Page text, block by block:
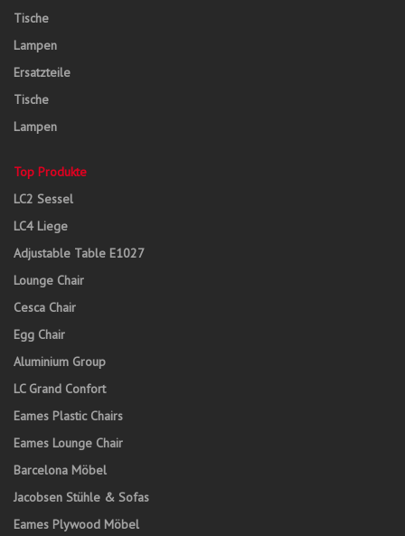
Tische
Lampen
Ersatzteile
Tische
Lampen
Top Produkte
LC2 Sessel
LC4 Liege
Adjustable Table E1027
Lounge Chair
Cesca Chair
Egg Chair
Aluminium Group
LC Grand Confort
Eames Plastic Chairs
Eames Lounge Chair
Barcelona Möbel
Jacobsen Stühle & Sofas
Eames Plywood Möbel